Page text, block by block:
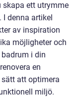
skapa ett utrymme
denna artikel
av inspiration
möjligheter och
i din
en
att optimera
miljö.